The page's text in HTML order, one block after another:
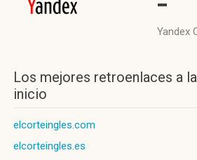
Yandex
Los mejores retroenlaces a
inicio
elcorteingles.com
elcorteingles.es